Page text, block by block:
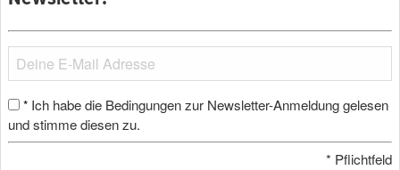
* Ich habe die Bedingungen zur Newsletter-Anmeldung gelesen
und stimme diesen zu.
* Pflichtfeld